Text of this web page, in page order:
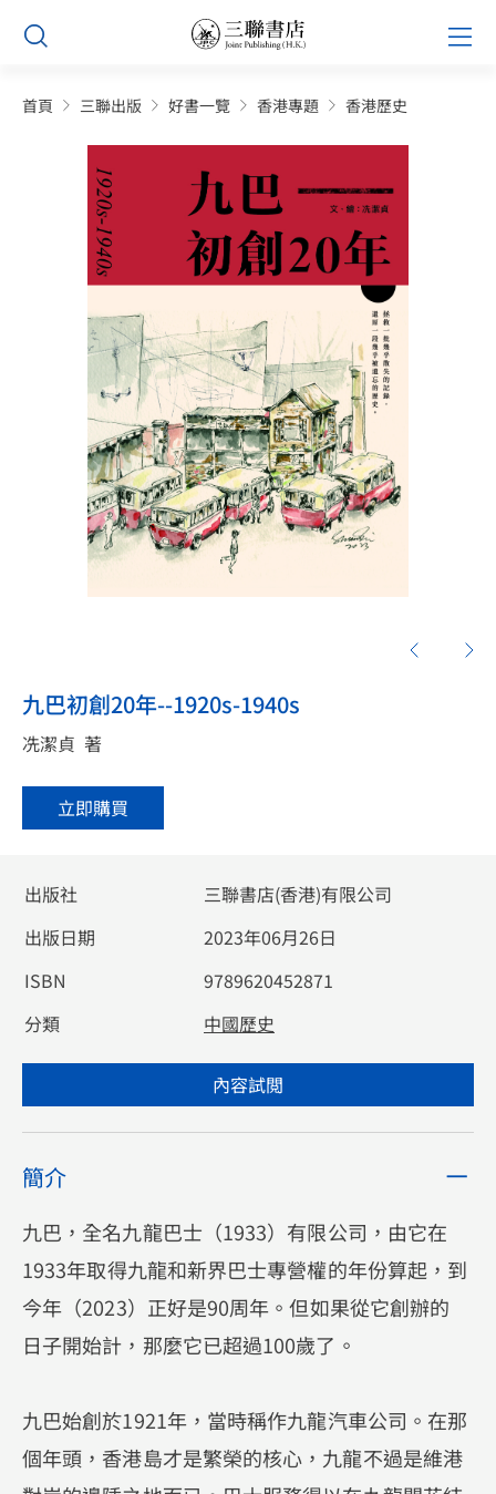
Skip
content
首頁 三聯出版 好書一覽 香港專題 香港歷史
九巴初創20年--1920s-1940s
冼潔貞 著
立即購買
出版社
三聯書店(香港)有限公司
出版日期
2023年06月26日
ISBN
9789620452871
分類
中國歷史
內容試閲
簡介
九巴，全名九龍巴士（1933）有限公司，由它在
1933年取得九龍和新界巴士專營權的年份算起，到
今年（2023）正好是90周年。但如果從它創辦的
日子開始計，那麼它已超過100歲了。
九巴始創於1921年，當時稱作九龍汽車公司。在那
個年頭，香港島才是繁榮的核心，九龍不過是維港